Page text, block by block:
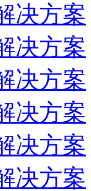
决方案
决方案
决方案
决方案
决方案
决方案